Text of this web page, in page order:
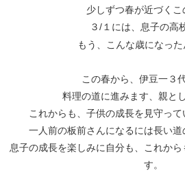
少しずつ春が近づくこ
３/１には、息子の高
もう、こんな歳になった
この春から、伊豆一３
料理の道に進みます、親と
これからも、子供の成長を見守っ
一人前の板前さんになるには長い道
息子の成長を楽しみに自分も、これか
す。